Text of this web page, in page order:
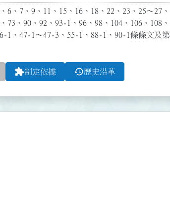
、7、9、11、15、16、18、22、23、25～27、
73、90、92、93-1、96、98、104、106、108、
1、47-1～47-3、55-1、88-1、90-1條條文及第
extension制定依據 history歷史沿革